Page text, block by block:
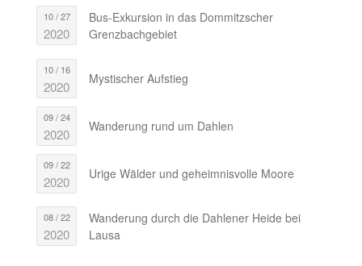
10 / 27
2020
Bus-Exkursion in das Dommitzscher
Grenzbachgebiet
10 / 16
2020 Mystischer Aufstieg
09 / 24
2020 Wanderung rund um Dahlen
09 / 22
2020 Urige Wälder und geheimnisvolle Moore
08 / 22
2020
Wanderung durch die Dahlener Heide bei
Lausa